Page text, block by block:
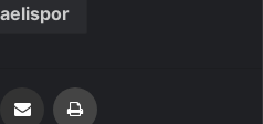
Email'den paylaş